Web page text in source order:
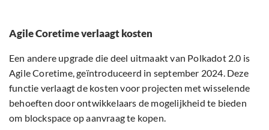
Agile Coretime verlaagt kosten
Een andere upgrade die deel uitmaakt van Polkadot 2.0 is
Agile Coretime, geïntroduceerd in september 2024. Deze
functie verlaagt de kosten voor projecten met wisselende
behoeften door ontwikkelaars de mogelijkheid te bieden
om blockspace op aanvraag te kopen.